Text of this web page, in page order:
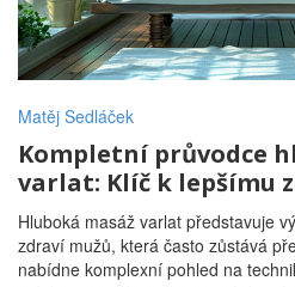
Matěj Sedláček
Kompletní průvodce
varlat: Klíč k lepšímu
Hluboká masáž varlat představuje
zdraví mužů, která často zůstává
nabídne komplexní pohled na